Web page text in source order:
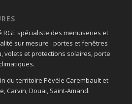
spécialiste des menuiseries et
sur mesure : portes et fenêtres
volets et protections solaires, porte
du territoire Pévèle Carembault et
Carvin, Douai, Saint-Amand.